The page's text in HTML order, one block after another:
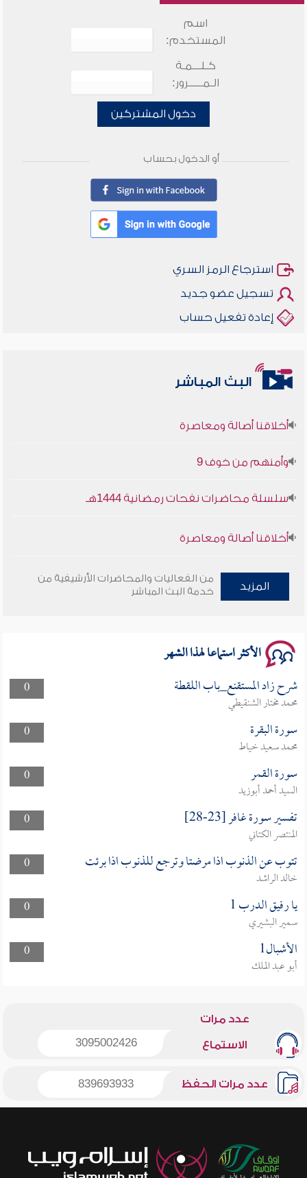
اسم
المستخدم:
كـلـــمـة
الـمـــــرور:
دخول المشتركين
أو الدخول بحساب
استرجاع الرمز السري
تسجيل عضو جديد
إعادة تفعيل حساب
البث المباشر
سلسلة محاضرات نفحات رمضانية 1444هـ
المزيد
من الفعاليات والمحاضرات الأرشيفية من
خدمة البث المباشر
الأكثر استماعا لهذا الشهر
0 شرح زاد المستقنع_باب اللقطة
محمد مختار الشنقيطي
0
سورة البقرة
محمد سعيد خياط
0
سورة القمر
السيد أحمد أبوزيد
0
تفسير سورة غافر [23-28]
المنتصر الكتاني
0
تتوب عن الذنوب اذا مرضتا وترجع للذنوب اذا برئت
خالد الراشد
0
يا رفيق الدرب 1
سمير البشيري
0
الأشبال1
أبو عبد الملك
عدد مرات
الاستماع 3095002426
عدد مرات الحفظ 839693933